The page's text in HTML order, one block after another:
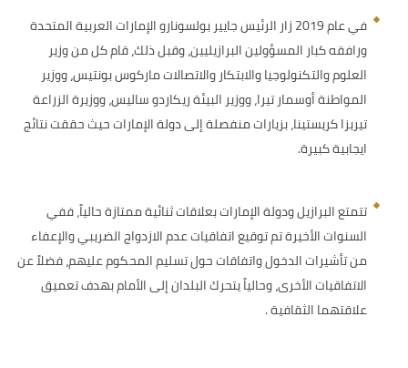
في عام 2019 زار الرئيس جايير بولسونارو الإمارات العربية المتحدة
ورافقه كبار المسؤولين البرازيليين، وقبل ذلك، قام كل من وزير
العلوم والتكنولوجيا والابتكار والاتصالات ماركوس بونتيس، ووزير
المواطنة أوسمار تيرا، ووزير البيئة ريكاردو ساليس، ووزيرة الزراعة
تيريزا كريستينا، بزيارات منفصلة إلى دولة الإمارات حيث حققت نتائج
ايجابية كبيرة.
تتمتع البرازيل ودولة الإمارات بعلاقات ثنائية ممتازة حالياً، ففي
السنوات الأخيرة تم توقيع اتفاقيات عدم الازدواج الضريبي والإعفاء
من تأشيرات الدخول واتفاقات حول تسليم المحكوم عليهم، فضلاً عن
الاتفاقيات الأخرى، وحالياً يتحرك البلدان إلى الأمام بهدف تعميق
علاقتهما الثقافية .